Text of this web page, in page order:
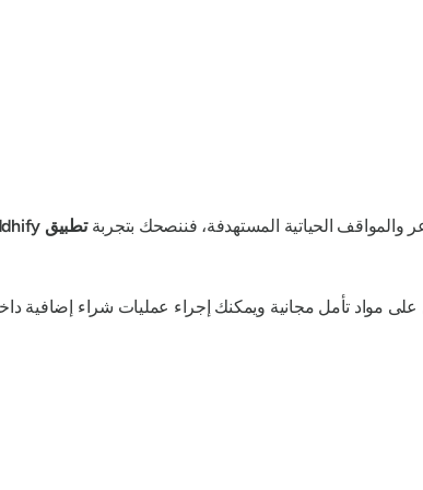
والمواقف الحياتية المستهدفة، فننصحك بتجربةتطبيق Buddhify للتأمل